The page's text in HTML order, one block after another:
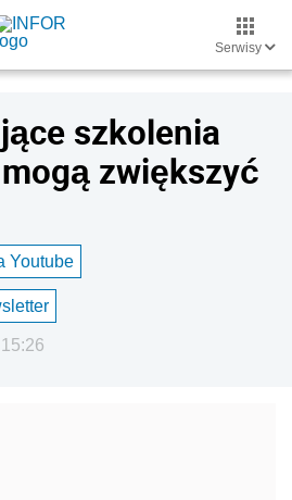
Serwisy
szkolenia
zwiększyć
Youtube